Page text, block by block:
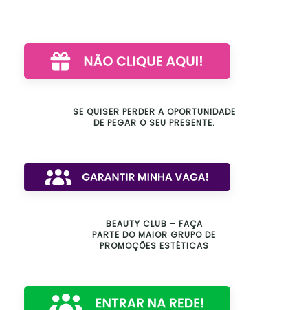
SE QUISER PERDER A OPORTUNIDADE
DE PEGAR O SEU PRESENTE.
BEAUTY CLUB – FAÇA
PARTE DO MAIOR GRUPO DE
PROMOÇÕES ESTÉTICAS